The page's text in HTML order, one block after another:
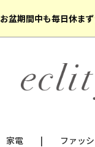
お盆期間中も毎日休ま
家電 ファッ